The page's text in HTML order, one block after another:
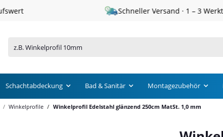
Schneller Versand · 1 – 3 Werktage
Schachtabdeckung Bad & Sanitär Montagezubehör
Winkelprofile Winkelprofil Edelstahl glänzend 250cm MatSt. 1,0 mm